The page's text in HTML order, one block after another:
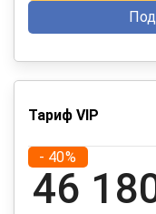
Тариф VIP
- 40%
46